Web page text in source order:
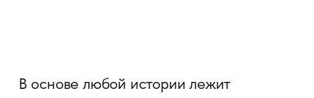
В основе любой истории лежит